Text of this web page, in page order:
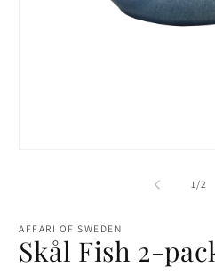
1/av
2
AFFARI OF SWEDEN
Skål Fish 2-